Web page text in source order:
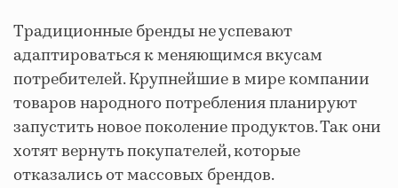
Традиционные бренды не успевают
адаптироваться к меняющимся вкусам
потребителей. Крупнейшие в мире компании
товаров народного потребления планируют
запустить новое поколение продуктов. Так они
хотят вернуть покупателей, которые
отказались от массовых брендов.